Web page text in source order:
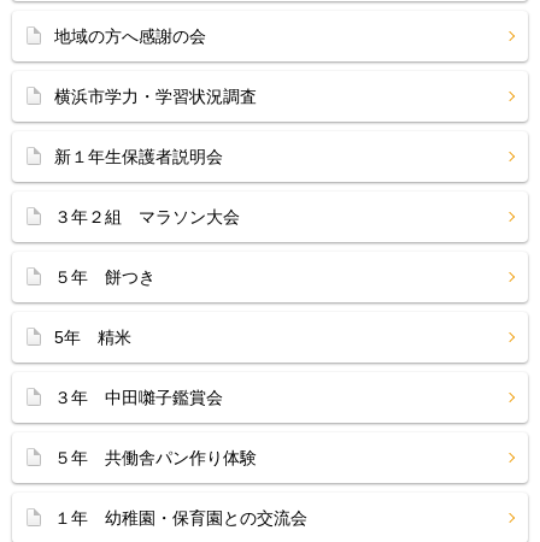
地域の方へ感謝の会
横浜市学力・学習状況調査
新１年生保護者説明会
３年２組 マラソン大会
５年 餅つき
5年 精米
３年 中田囃子鑑賞会
５年 共働舎パン作り体験
１年 幼稚園・保育園との交流会